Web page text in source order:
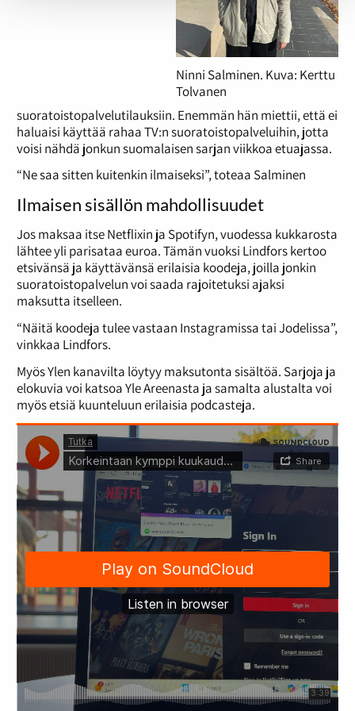
Ninni Salminen. Kuva: Kerttu
Tolvanen
suoratoistopalvelutilauksiin. Enemmän hän miettii, että ei
haluaisi käyttää rahaa TV:n suoratoistopalveluihin, jotta
voisi nähdä jonkun suomalaisen sarjan viikkoa etuajassa.
“Ne saa sitten kuitenkin ilmaiseksi”, toteaa Salminen
Ilmaisen sisällön mahdollisuudet
Jos maksaa itse Netflixin ja Spotifyn, vuodessa kukkarosta
lähtee yli parisataa euroa. Tämän vuoksi Lindfors kertoo
etsivänsä ja käyttävänsä erilaisia koodeja, joilla jonkin
suoratoistopalvelun voi saada rajoitetuksi ajaksi
maksutta itselleen.
“Näitä koodeja tulee vastaan Instagramissa tai Jodelissa”,
vinkkaa Lindfors.
Myös Ylen kanavilta löytyy maksutonta sisältöä. Sarjoja ja
elokuvia voi katsoa Yle Areenasta ja samalta alustalta voi
myös etsiä kuunteluun erilaisia podcasteja.